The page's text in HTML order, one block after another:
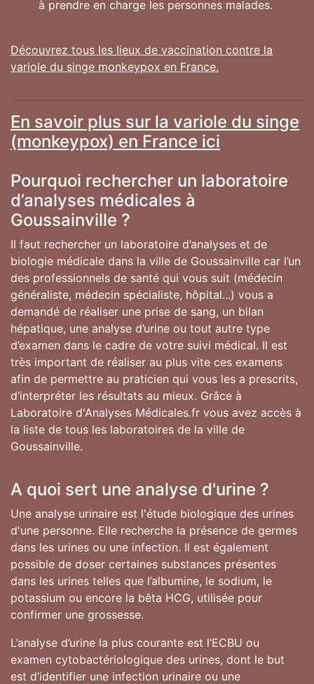
à prendre en charge les personnes malades.
Découvrez tous les lieux de vaccination contre la
variole du singe monkeypox en France.
En savoir plus sur la variole du singe
(monkeypox) en France ici
Pourquoi rechercher un laboratoire
d’analyses médicales à
Goussainville ?
Il faut rechercher un laboratoire d’analyses et de
biologie médicale dans la ville de Goussainville car l’un
des professionnels de santé qui vous suit (médecin
généraliste, médecin spécialiste, hôpital...) vous a
demandé de réaliser une prise de sang, un bilan
hépatique, une analyse d’urine ou tout autre type
d’examen dans le cadre de votre suivi médical. Il est
très important de réaliser au plus vite ces examens
afin de permettre au praticien qui vous les a prescrits,
d’interpréter les résultats au mieux. Grâce à
Laboratoire d'Analyses Médicales.fr vous avez accès à
la liste de tous les laboratoires de la ville de
Goussainville.
A quoi sert une analyse d'urine ?
Une analyse urinaire est l'étude biologique des urines
d'une personne. Elle recherche la présence de germes
dans les urines ou une infection. Il est également
possible de doser certaines substances présentes
dans les urines telles que l’albumine, le sodium, le
potassium ou encore la bêta HCG, utilisée pour
confirmer une grossesse.
L’analyse d’urine la plus courante est l’ECBU ou
examen cytobactériologique des urines, dont le but
est d’identifier une infection urinaire ou une